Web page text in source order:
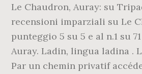
Le Chaudron, Auray: su
recensioni imparziali su Le
punteggio 5 su 5 e al n.1 su
Auray. Ladin, lingua ladina .
Par un chemin privatif